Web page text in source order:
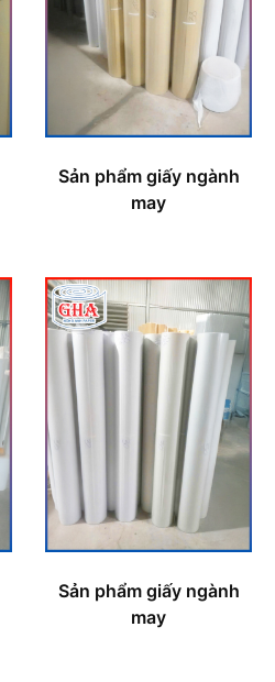
Sản phẩm giấy ngành
may
Sản phẩm giấy ngành
may